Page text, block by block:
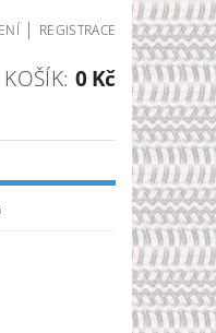
| REGISTRACE
KOŠÍK: 0 Kč